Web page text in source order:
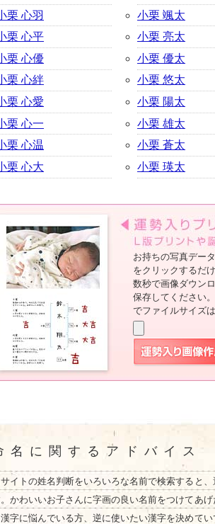
栗 心羽
栗 心平
栗 心優
栗 心絆
栗 心愛
栗 心一
栗 心温
栗 心大
小栗 颯太
小栗 亮太
小栗 優太
小栗 悠太
小栗 陽太
小栗 雄太
小栗 蒼太
小栗 瑛太
お持ちの写真デー
をクリックするだ
数秒で画像ダウン
保存してください
でファイルサイズ
名に関するアドバイス
イトの姓名判断をいろいろな名前で検索すると
かわいいお子さんに字画の良い名前をつけてあ
字に悩んでいる方、逆に使いたい漢字を決めて